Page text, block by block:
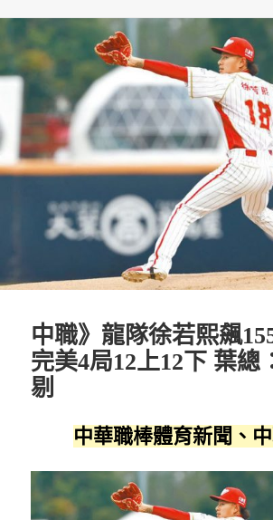
中職》龍隊徐若熙飆
完美4局12上12下 葉總
剔
中華職棒體育新聞、